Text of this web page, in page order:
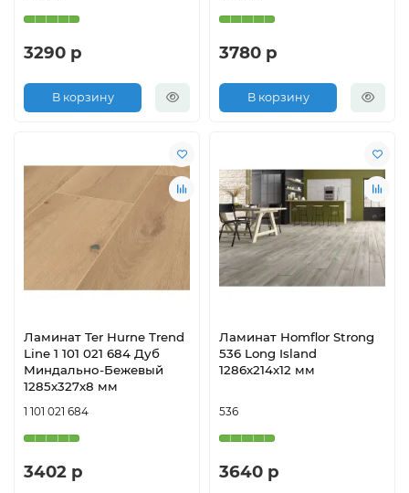
3290 р
В корзину
3780 р
В корзину
Ламинат Ter Hurne Trend
Line 1 101 021 684 Дуб
Миндально-Бежевый
1285х327х8 мм
1 101 021 684
3402 р
Ламинат Homflor Strong
536 Long Island
1286х214х12 мм
536
3640 р